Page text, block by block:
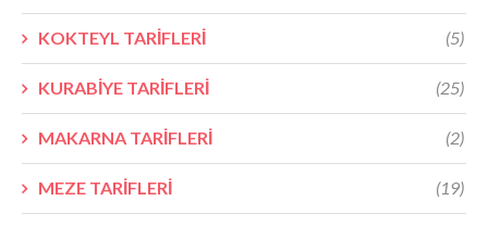
KOKTEYL TARİFLERİ (5)
KURABİYE TARİFLERİ (25)
MAKARNA TARİFLERİ (2)
MEZE TARİFLERİ (19)